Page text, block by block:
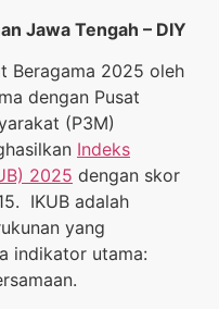
Jawa Tengah – DIY
Beragama 2025 oleh
dengan Pusat
(P3M)
Indeks
2025 dengan skor
IKUB adalah
yang
indikator utama: